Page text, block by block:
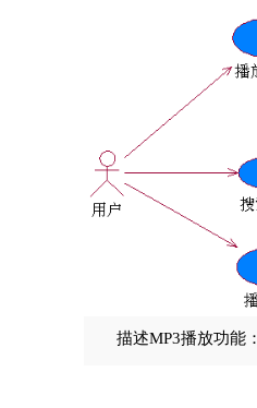
描述MP3播放功能：